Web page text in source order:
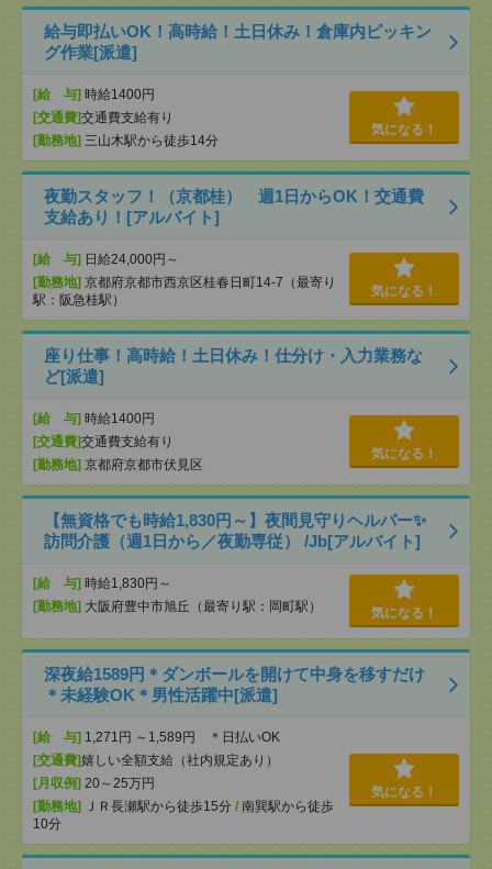
給与即払いOK！高時給！土日休み！倉庫内ピッキン
グ作業[派遣]
[給 与] 時給1400円
[交通費]交通費支給有り
[勤務地] 三山木駅から徒歩14分
気になる！
夜勤スタッフ！（京都桂） 週1日からOK！交通費
支給あり！[アルバイト]
[給 与] 日給24,000円～
[勤務地] 京都府京都市西京区桂春日町14-7（最寄り
駅：阪急桂駅）
気になる！
座り仕事！高時給！土日休み！仕分け・入力業務な
ど[派遣]
[給 与] 時給1400円
[交通費]交通費支給有り
[勤務地] 京都府京都市伏見区
気になる！
【無資格でも時給1,830円～】夜間見守りヘルパー✨
訪問介護（週1日から／夜勤専従） /Jb[アルバイト]
[給 与] 時給1,830円～
[勤務地] 大阪府豊中市旭丘（最寄り駅：岡町駅） 気になる！
深夜給1589円＊ダンボールを開けて中身を移すだけ
＊未経験OK＊男性活躍中[派遣]
[給 与] 1,271円 ～1,589円 ＊日払いOK
[交通費]嬉しい全額支給（社内規定あり）
[月収例] 20～25万円
[勤務地]
ＪＲ長瀬駅から徒歩15分 / 南巽駅から徒歩
10分
気になる！